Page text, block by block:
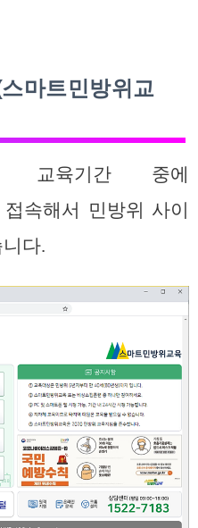
마트민방위교
교육기간 중에
속해서 민방위 사이
다.